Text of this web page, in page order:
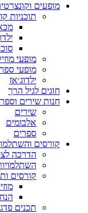
מופעים
תוכניות
מופעי
מופעי
ילדוג׳אז
חוגים לגיל הרך
חנות שירים
שירים
אלבומים
ספרים
קורסים
הדרכה
קורסים
תכנים